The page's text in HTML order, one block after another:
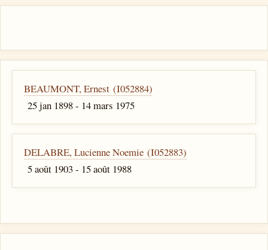
BEAUMONT, Ernest (I052884)
25 jan 1898 - 14 mars 1975
DELABRE, Lucienne Noemie (I052883)
5 août 1903 - 15 août 1988